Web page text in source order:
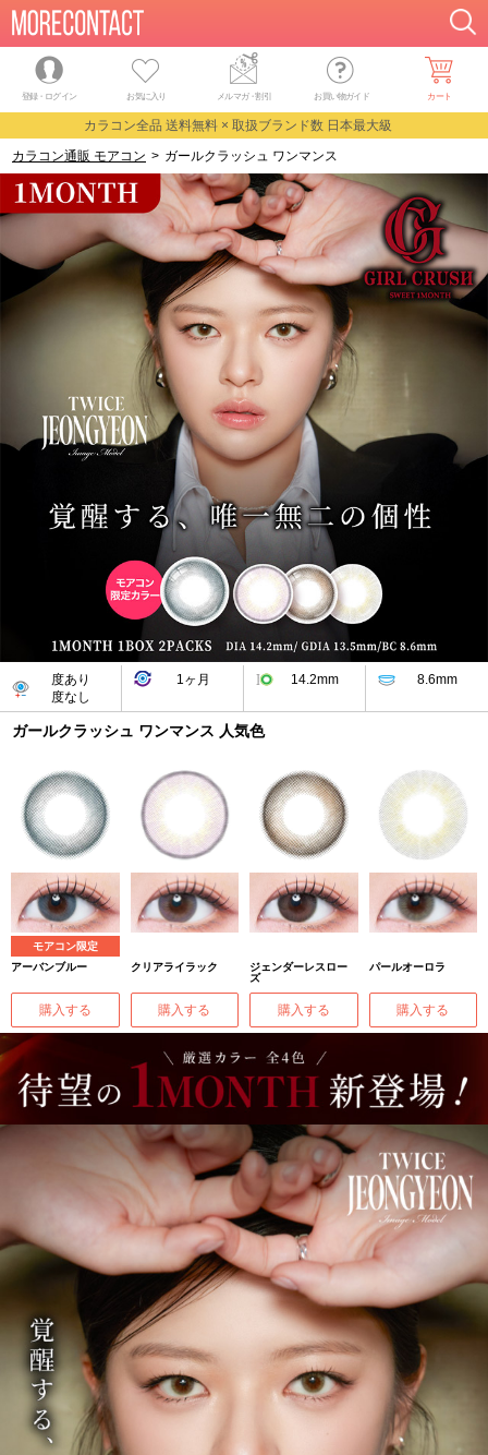
登録・ログイン お気に入り メルマガ・割引 お買い物ガイド カート
カラコン全品 送料無料 × 取扱ブランド数 日本最大級
カラコン通販 モアコン > ガールクラッシュ ワンマンス
度あり
度なし
1ヶ月 14.2mm 8.6mm
ガールクラッシュ ワンマンス 人気色
モアコン限定
アーバンブルー
購入する
クリアライラック
購入する
ジェンダーレスロー
ズ
購入する
パールオーロラ
購入する